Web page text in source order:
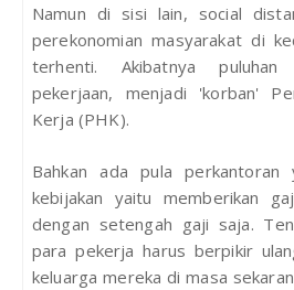
Namun di sisi lain, social
perekonomian masyarakat di
terhenti. Akibatnya puluhan
pekerjaan, menjadi 'korban'
Kerja (PHK).
Bahkan ada pula perkantoran
kebijakan yaitu memberikan
dengan setengah gaji saja.
para pekerja harus berpikir
keluarga mereka di masa